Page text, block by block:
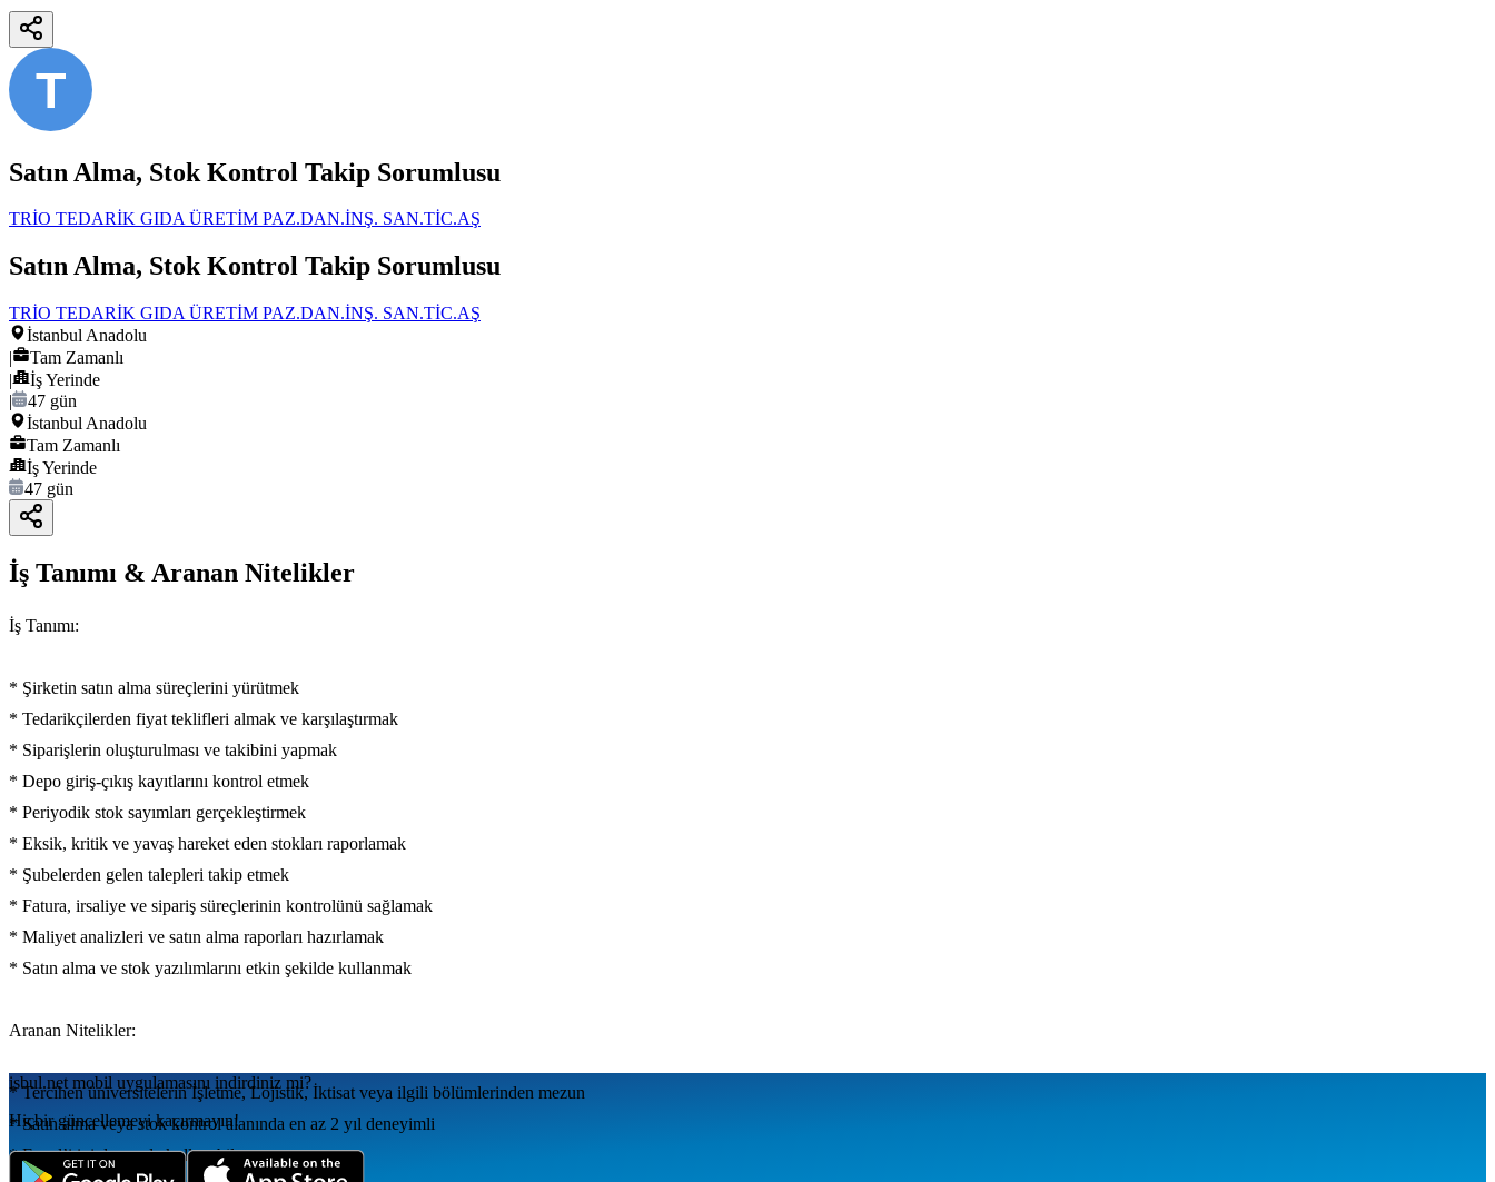
T
Satın Alma, Stok Kontrol Takip Sorumlusu
TRİO TEDARİK GIDA ÜRETİM PAZ.DAN.İNŞ. SAN.TİC.AŞ
Satın Alma, Stok Kontrol Takip Sorumlusu
TRİO TEDARİK GIDA ÜRETİM PAZ.DAN.İNŞ. SAN.TİC.AŞ
İstanbul Anadolu
|
Tam Zamanlı
|
İş Yerinde
|
47 gün
İstanbul Anadolu
Tam Zamanlı
İş Yerinde
47 gün
İş Tanımı & Aranan Nitelikler
İş Tanımı:
* Şirketin satın alma süreçlerini yürütmek
* Tedarikçilerden fiyat teklifleri almak ve karşılaştırmak
* Siparişlerin oluşturulması ve takibini yapmak
* Depo giriş-çıkış kayıtlarını kontrol etmek
* Periyodik stok sayımları gerçekleştirmek
* Eksik, kritik ve yavaş hareket eden stokları raporlamak
* Şubelerden gelen talepleri takip etmek
* Fatura, irsaliye ve sipariş süreçlerinin kontrolünü sağlamak
* Maliyet analizleri ve satın alma raporları hazırlamak
* Satın alma ve stok yazılımlarını etkin şekilde kullanmak
Aranan Nitelikler:
* Tercihen üniversitelerin İşletme, Lojistik, İktisat veya ilgili bölümlerinden mezun
* Satın alma veya stok kontrol alanında en az 2 yıl deneyimli
* Excel’i iyi derecede kullanabilen
isbul.net mobil uygulamаsını indirdiniz mi?
Hiçbir güncellemeyi kaçırmayın!